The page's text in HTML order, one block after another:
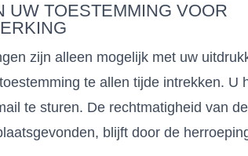
UW TOESTEMMING VOOR
zijn alleen mogelijk met uw
te allen tijde intrekken. U
te sturen. De rechtmatigheid van
blijft door de